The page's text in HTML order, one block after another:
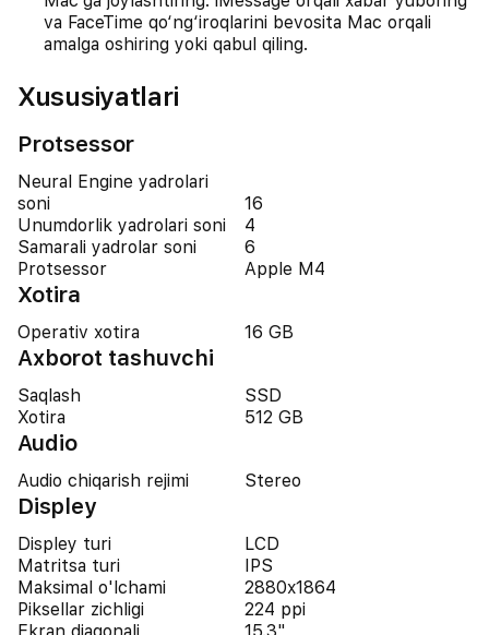
va FaceTime qo‘ng‘iroqlarini bevosita Mac orqali
amalga oshiring yoki qabul qiling.
Xususiyatlari
Protsessor
Neural Engine yadrolari
soni
16
Unumdorlik yadrolari soni
4
Samarali yadrolar soni
6
Protsessor
Apple M4
Xotira
Operativ xotira 16 GB
Axborot tashuvchi
Saqlash
SSD
Xotira
512 GB
Audio
Audio chiqarish rejimi Stereo
Displey
Displey turi
LCD
Matritsa turi
IPS
Maksimal o'lchami
2880x1864
Piksellar zichligi
224 ppi